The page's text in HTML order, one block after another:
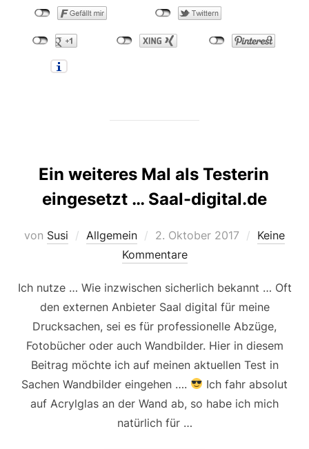
Ein weiteres Mal als Testerin
eingesetzt … Saal-digital.de
von Susi Allgemein
Veröffentlicht
am
2. Oktober 2017
Keine
Kommentare
Ich nutze … Wie inzwischen sicherlich bekannt … Oft
den externen Anbieter Saal digital für meine
Drucksachen, sei es für professionelle Abzüge,
Fotobücher oder auch Wandbilder. Hier in diesem
Beitrag möchte ich auf meinen aktuellen Test in
Sachen Wandbilder eingehen ….
Ich fahr absolut
auf Acrylglas an der Wand ab, so habe ich mich
natürlich für …